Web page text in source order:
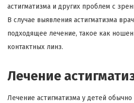
астигматизма и других проблем с
В случае выявления астигматизма
подходящее лечение, такое как
контактных линз.
Лечение
Лечение астигматизма у детей